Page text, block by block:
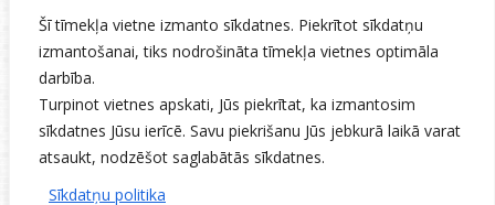
Šī tīmekļa vietne izmanto sīkdatnes. Piekrītot sīkdatņu
izmantošanai, tiks nodrošināta tīmekļa vietnes optimāla
darbība.
Turpinot vietnes apskati, Jūs piekrītat, ka izmantosim
sīkdatnes Jūsu ierīcē. Savu piekrišanu Jūs jebkurā laikā varat
atsaukt, nodzēšot saglabātās sīkdatnes.
Sīkdatņu politika
Redzamība:
2000.0 m
Nokrišņi: Bez nokrišņiem
Z vējš 3.65 m/s
Ceļa virsmas t° 20.3C° Rīgas ielas - Brīvības bulv.
krustojumā
Lielupē
Svētē